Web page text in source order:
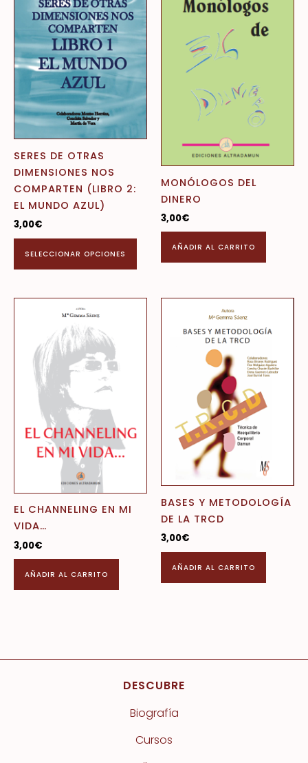
SERES DE OTRAS
DIMENSIONES NOS
COMPARTEN (LIBRO 2:
EL MUNDO AZUL)
3,00€
SELECCIONAR OPCIONES
múltiples
variantes.
Las
opciones
se
pueden
elegir
la
producto
MONÓLOGOS DEL
DINERO
3,00€
AÑADIR AL CARRITO
EL CHANNELING EN MI
VIDA…
3,00€
AÑADIR AL CARRITO
BASES Y METODOLOGÍA
DE LA TRCD
3,00€
AÑADIR AL CARRITO
DESCUBRE
Biografía
Cursos